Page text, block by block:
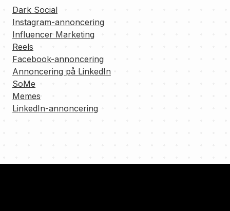
Dark Social
Instagram-annoncering
Influencer Marketing
Reels
Facebook-annoncering
Annoncering på LinkedIn
SoMe
Memes
LinkedIn-annoncering